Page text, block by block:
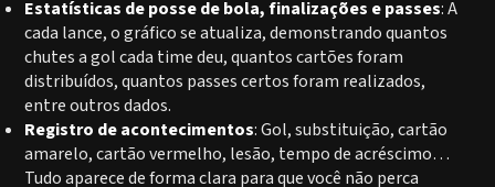
Estatísticas de posse de bola, finalizações e passes: A
cada lance, o gráfico se atualiza, demonstrando quantos
chutes a gol cada time deu, quantos cartões foram
distribuídos, quantos passes certos foram realizados,
entre outros dados.
Registro de acontecimentos: Gol, substituição, cartão
amarelo, cartão vermelho, lesão, tempo de acréscimo…
Tudo aparece de forma clara para que você não perca